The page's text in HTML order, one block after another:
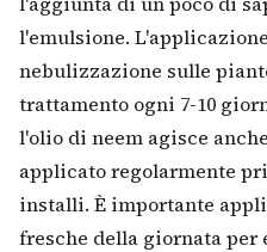
l'emulsione.
nebulizzazione sulle
trattamento ogni 7-10
l'olio di neem agisce
applicato regolarmente
installi. È importante
fresche della giornata